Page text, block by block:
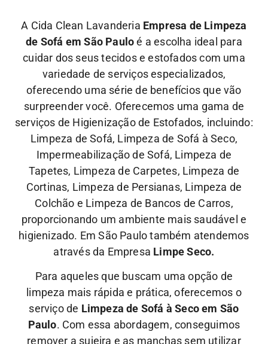
A Cida Clean Lavanderia Empresa de Limpeza
de Sofá em São Pauloé a escolha ideal para
cuidar dos seus tecidos e estofados com uma
variedade de serviços especializados,
oferecendo uma série de benefícios que vão
surpreender você. Oferecemos uma gama de
serviços de Higienização de Estofados, incluindo:
Limpeza de Sofá, Limpeza de Sofá à Seco,
Impermeabilização de Sofá, Limpeza de
Tapetes, Limpeza de Carpetes, Limpeza de
Cortinas, Limpeza de Persianas, Limpeza de
Colchão e Limpeza de Bancos de Carros,
proporcionando um ambiente mais saudável e
higienizado. Em São Paulo também atendemos
através da Empresa Limpe Seco.
Para aqueles que buscam uma opção de
limpeza mais rápida e prática, oferecemos o
serviço de Limpeza de Sofá à Seco em São
Paulo. Com essa abordagem, conseguimos
remover a sujeira e as manchas sem utilizar